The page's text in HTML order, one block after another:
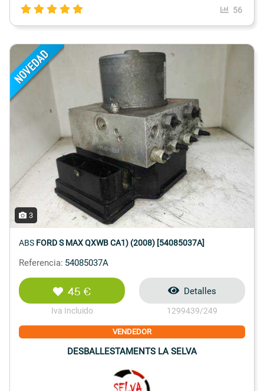
56
3
ABS FORD S MAX QXWB CA1) (2008) [54085037A]
Referencia: 54085037A
45 €
Iva Incluido
Detalles
1299439/249
VENDEDOR
DESBALLESTAMENTS LA SELVA